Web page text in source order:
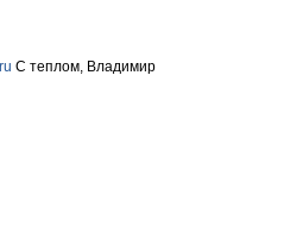
C теплом, Владимир